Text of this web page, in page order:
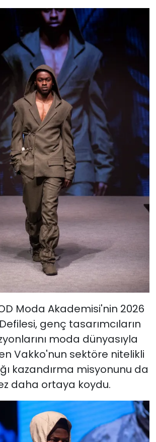
Moda Akademisi'nin 2026
genç tasarımcıların
moda dünyasıyla
Vakko'nun sektöre nitelikli
kazandırma misyonunu da
daha ortaya koydu.